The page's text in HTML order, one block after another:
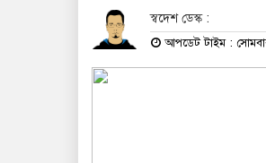
স্বদেশ ডেস্ক :
আপডেট টাইম :